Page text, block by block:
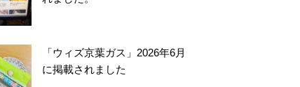
「ウィズ京葉ガス」2026年6月
に掲載されました